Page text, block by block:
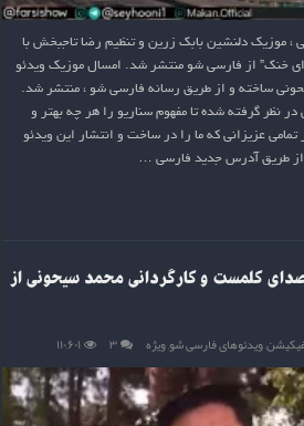
، موزیک دلنشین بابک زرین و تنظیم رضا تاجبخش با
خنک” از فارسی شو منتشر شد. امسال موزیک ویدئو
ساخته و از طریق رسانه فارسی شو ، منتشر شد.
در نظر گرفته شده تا مفهوم سناریو را هر چه بهتر و
تمامی عزیزانی که ما را در ساخت و انتشار این ویدئو
از طریق آدرس جدید فارسی …
صدای کلمست و کارگردانی محمد سیحونی از
,ویدئوهای فارسی شو,ویژه ۳ ۱۱۰,۶۰۱